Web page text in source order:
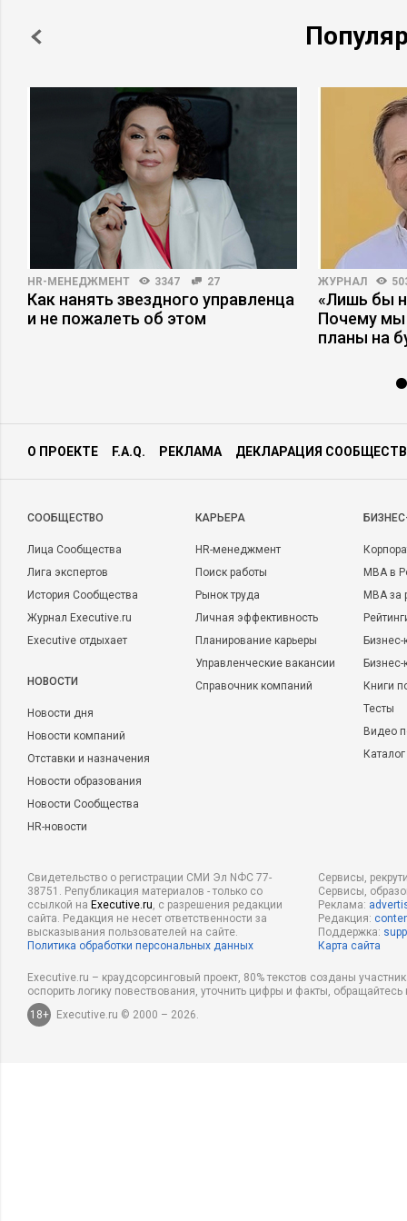
HR-МЕНЕДЖМЕНТ 3347 27
Как нанять звездного управленца
и не пожалеть об этом
ЖУРНАЛ
«Лишь бы
Почему мы
планы на
О ПРОЕКТЕ F.A.Q. РЕКЛАМА ДЕКЛАРАЦИЯ
CООБЩЕСТВО
Лица Сообщества
Лига экспертов
История Сообщества
Журнал Executive.ru
Executive отдыхает
НОВОСТИ
Новости дня
Новости компаний
Отставки и назначения
Новости образования
Новости Сообщества
HR-новости
КАРЬЕРА
HR-менеджмент
Поиск работы
Рынок труда
Личная эффективность
Планирование карьеры
Управленческие вакансии
Справочник компаний
MBA в
MBA
Бизнес-
Книги
Тесты
Видео
Свидетельство о регистрации СМИ Эл NФС 77-
38751. Републикация материалов - только со
ссылкой на Executive.ru, с разрешения редакции
сайта. Редакция не несет ответственности за
высказывания пользователей на сайте.
Политика обработки персональных данных
Сервисы,
Сервисы,
Реклама:
Редакция:
Поддержка:
Карта сайта
Executive.ru – краудсорсинговый проект, 80% текстов созданы
оспорить логику повествования, уточнить цифры и факты,
18+
Executive.ru © 2000 – 2026.